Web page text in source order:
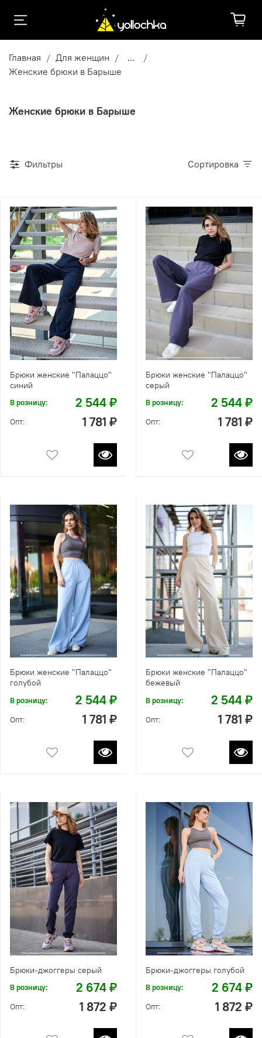
Главная Для женщин
...
Женские брюки в Барыше
Женские брюки в Барыше
Фильтры Сортировка
Брюки женские "Палаццо"
синий
В розницу: 2 544 ₽
Опт: 1 781 ₽
Брюки женские "Палаццо"
серый
В розницу: 2 544 ₽
Опт: 1 781 ₽
Брюки женские "Палаццо"
голубой
В розницу: 2 544 ₽
Опт: 1 781 ₽
Брюки женские "Палаццо"
бежевый
В розницу: 2 544 ₽
Опт: 1 781 ₽
Брюки-джоггеры серый
В розницу: 2 674 ₽
Опт: 1 872 ₽
Брюки-джоггеры голубой
В розницу: 2 674 ₽
Опт: 1 872 ₽